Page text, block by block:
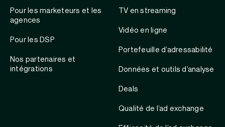
Pour les marketeurs et les
agences
Pour les DSP
Nos partenaires et
intégrations
TV en streaming
Vidéo en ligne
Portefeuille d’adressabilité
Données et outils d’analyse
Deals
Qualité de l’ad exchange